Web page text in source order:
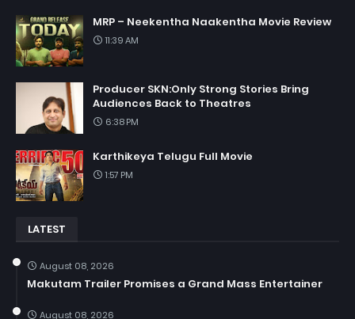
MRP – Neekentha Naakentha Movie Review
11:39 AM
Producer SKN:Only Strong Stories Bring
Audiences Back to Theatres
6:38 PM
Karthikeya Telugu Full Movie
1:57 PM
LATEST
August 08, 2026
Makutam Trailer Promises a Grand Mass Entertainer
August 08, 2026